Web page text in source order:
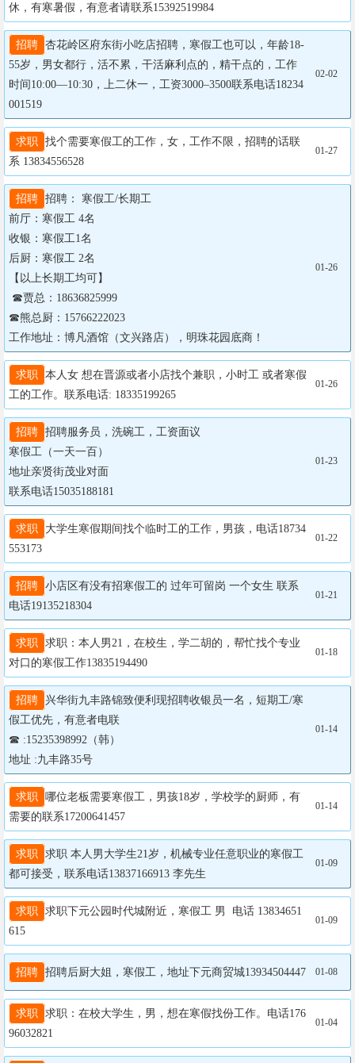
休，有寒暑假，有意者请联系15392519984
招聘 杏花岭区府东街小吃店招聘，寒假工也可以，年龄18-
55岁，男女都行，活不累，干活麻利点的，精干点的，工作
时间10:00—10:30，上二休一，工资3000–3500联系电话18234
001519
02-02
求职
找个需要寒假工的工作，女，工作不限，招聘的话联
系 13834556528
01-27
招聘 招聘： 寒假工/长期工
前厅：寒假工 4名
收银：寒假工1名
后厨：寒假工 2名
【以上长期工均可】
☎贾总：18636825999
☎熊总厨：15766222023
工作地址：博凡酒馆（文兴路店），明珠花园底商！
01-26
求职
本人女 想在晋源或者小店找个兼职，小时工 或者寒假
工的工作。联系电话: 18335199265
01-26
招聘 招聘服务员，洗碗工，工资面议
寒假工（一天一百）
地址亲贤街茂业对面
联系电话15035188181
01-23
求职
大学生寒假期间找个临时工的工作，男孩，电话18734
553173
01-22
招聘 小店区有没有招寒假工的 过年可留岗 一个女生 联系
电话19135218304
01-21
求职
求职：本人男21，在校生，学二胡的，帮忙找个专业
对口的寒假工作13835194490
01-18
招聘
兴华街九丰路锦致便利现招聘收银员一名，短期工/寒
假工优先，有意者电联
☎ :15235398992（韩）
地址 :九丰路35号
01-14
求职
哪位老板需要寒假工，男孩18岁，学校学的厨师，有
需要的联系17200641457
01-14
求职
求职 本人男大学生21岁，机械专业任意职业的寒假工
都可接受，联系电话13837166913 李先生
01-09
求职
求职下元公园时代城附近，寒假工 男  电话 13834651
615
01-09
招聘 招聘后厨大姐，寒假工，地址下元商贸城13934504447 01-08
求职
求职：在校大学生，男，想在寒假找份工作。电话176
96032821
01-04